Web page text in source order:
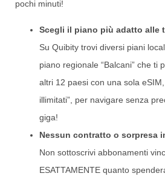
pochi minuti!
Scegli il piano più adatto alle
Su Quibity trovi diversi piani
piano regionale “Balcani” che ti
altri 12 paesi con una sola
illimitati”, per navigare senza
giga!
Nessun contratto o sorpresa
Non sottoscrivi abbonamenti
ESATTAMENTE quanto